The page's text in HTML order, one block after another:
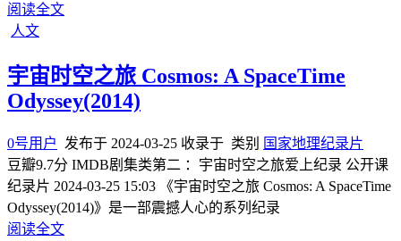
阅读全文
人文
宇宙时空之旅 Cosmos: A SpaceTime
Odyssey(2014)
0号用户 发布于 2024-03-25 收录于 类别
国家地理纪录片
豆瓣9.7分 IMDB剧集类第二 ：宇宙时空之旅爱上纪录 公开课
纪录片 2024-03-25 15:03 《宇宙时空之旅 Cosmos: A SpaceTime
Odyssey(2014)》是一部震撼人心的系列纪录
阅读全文